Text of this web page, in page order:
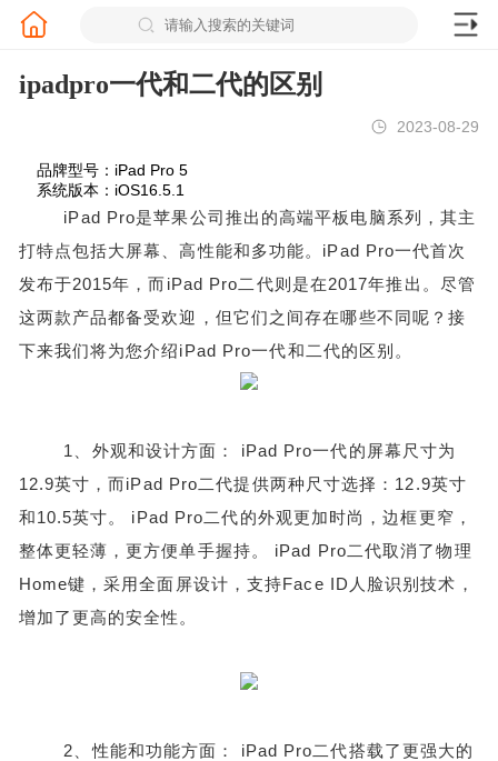
ipadpro一代和二代的区别
2023-08-29
品牌型号：iPad Pro 5
系统版本：iOS16.5.1
iPad Pro是苹果公司推出的高端平板电脑系列，其主
打特点包括大屏幕、高性能和多功能。iPad Pro一代首次
发布于2015年，而iPad Pro二代则是在2017年推出。尽管
这两款产品都备受欢迎，但它们之间存在哪些不同呢？接
下来我们将为您介绍iPad Pro一代和二代的区别。
1、外观和设计方面： iPad Pro一代的屏幕尺寸为
12.9英寸，而iPad Pro二代提供两种尺寸选择：12.9英寸
和10.5英寸。 iPad Pro二代的外观更加时尚，边框更窄，
整体更轻薄，更方便单手握持。 iPad Pro二代取消了物理
Home键，采用全面屏设计，支持Face ID人脸识别技术，
增加了更高的安全性。
2、性能和功能方面： iPad Pro二代搭载了更强大的